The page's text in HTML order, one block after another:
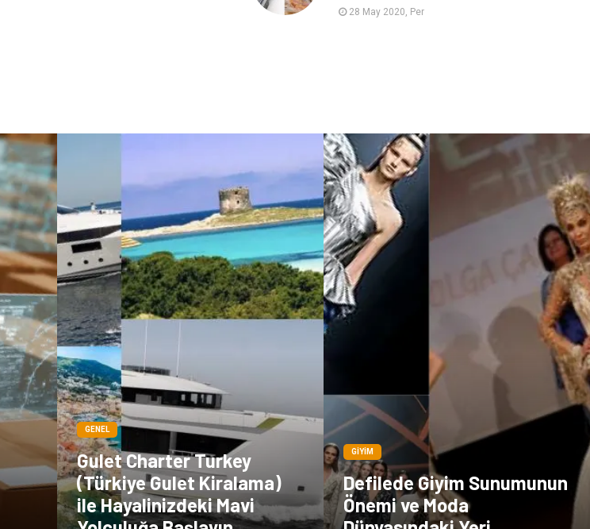
28 May 2020, Per
GENEL
Gulet Charter Turkey
(Türkiye Gulet Kiralama)
ile Hayalinizdeki Mavi
GIYIM
Defilede Giyim Sunumunun
Önemi ve Moda